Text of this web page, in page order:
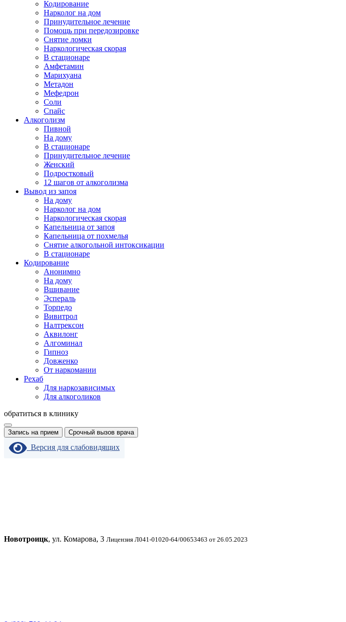
Кодирование
Нарколог на дом
Принудительное лечение
Помощь при передозировке
Снятие ломки
Наркологическая скорая
В стационаре
Амфетамин
Марихуана
Метадон
Мефедрон
Соли
Спайс
Алкоголизм
Пивной
На дому
В стационаре
Принудительное лечение
Женский
Подростковый
12 шагов от алкоголизма
Вывод из запоя
На дому
Нарколог на дом
Наркологическая скорая
Капельница от запоя
Капельница от похмелья
Снятие алкогольной интоксикации
В стационаре
Кодирование
Анонимно
На дому
Вшивание
Эспераль
Торпедо
Вивитрол
Налтрексон
Аквилонг
Алгоминал
Гипноз
Довженко
От наркомании
Рехаб
Для наркозависимых
Для алкоголиков
обратиться в клинику
Запись на прием Срочный вызов врача
Версия для слабовидящих
Новотроицк, ул. Комарова, 3 Лицензия Л041-01020-64/00653463 от 26.05.2023